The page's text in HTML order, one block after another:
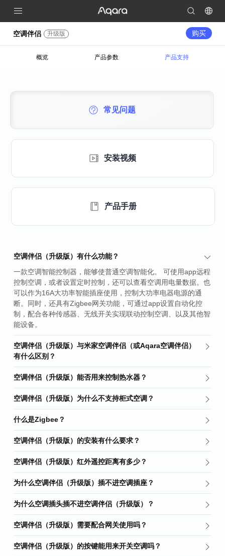
空调伴侣 升级版 购买
概览 产品参数 产品支持
常见问题
安装视频
产品手册
空调伴侣（升级版）有什么功能？
一款空调智能控制器，能够使普通空调智能化。 可使用app远程
控制空调，或者设置定时控制，还可以查看空调用电量数据。也
可以作为16A大功率智能插座使用，控制大功率电器电源的通
断。同时，还具有Zigbee网关功能，可通过app设置自动化控
制，配合各种传感器、无线开关实现联动控制空调、以及其他智
能设备。
空调伴侣（升级版）与米家空调伴侣（或Aqara空调伴侣）
有什么区别？
空调伴侣（升级版）能否用来控制热水器？
空调伴侣（升级版）为什么不支持柜式空调？
什么是Zigbee？
空调伴侣（升级版）的安装有什么要求？
空调伴侣（升级版）红外遥控距离有多少？
为什么空调伴侣（升级版）插不进空调插座？
为什么空调插头插不进空调伴侣（升级版）？
空调伴侣（升级版）需要配合网关使用吗？
空调伴侣（升级版）的按键能用来开关空调吗？